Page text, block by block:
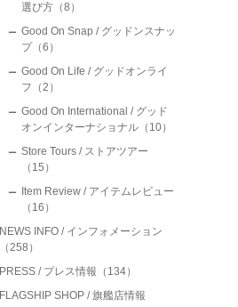
選び方（8）
Good On Snap / グッドンスナッ
プ（6）
Good On Life / グッドオンライ
フ（2）
Good On International / グッド
オンインターナショナル（10）
Store Tours / ストアツアー
（15）
Item Review / アイテムレビュー
（16）
NEWS INFO / インフォメーション
（258）
PRESS / プレス情報（134）
FLAGSHIP SHOP / 旗艦店情報